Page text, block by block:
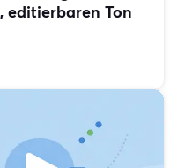
editierbaren Ton